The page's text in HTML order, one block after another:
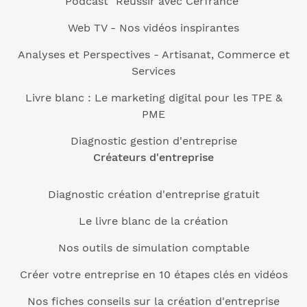
Web TV - Nos vidéos inspirantes
Analyses et Perspectives - Artisanat, Commerce et
Services
Livre blanc : Le marketing digital pour les TPE &
PME
Diagnostic gestion d'entreprise
Créateurs d'entreprise
Diagnostic création d'entreprise gratuit
Le livre blanc de la création
Nos outils de simulation comptable
Créer votre entreprise en 10 étapes clés en vidéos
Nos fiches conseils sur la création d'entreprise